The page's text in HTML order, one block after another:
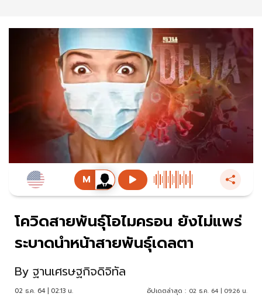
โควิดสายพันธุ์โอไมครอน ยังไม่แพร่
ระบาดนำหน้าสายพันธุ์เดลตา
By ฐานเศรษฐกิจดิจิทัล
02 ธ.ค. 64 | 02:13 น. อัปเดตล่าสุด : 02 ธ.ค. 64 | 09:26 น.